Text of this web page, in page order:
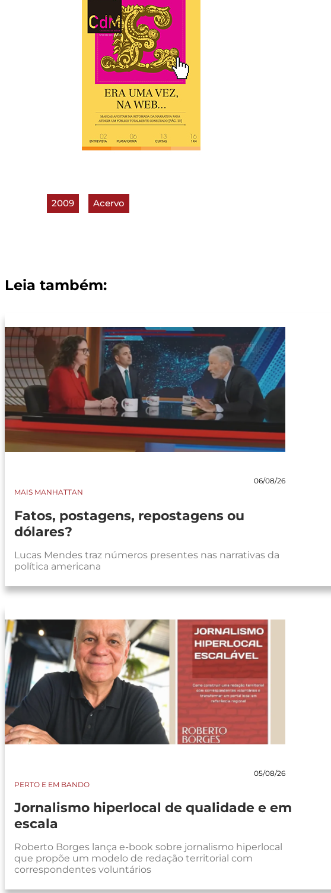
2009 Acervo
Leia também:
MAIS MANHATTAN
06/08/26
Fatos, postagens, repostagens ou
dólares?
Lucas Mendes traz números presentes nas narrativas da
política americana
PERTO E EM BANDO
05/08/26
Jornalismo hiperlocal de qualidade e em
escala
Roberto Borges lança e-book sobre jornalismo hiperlocal
que propõe um modelo de redação territorial com
correspondentes voluntários